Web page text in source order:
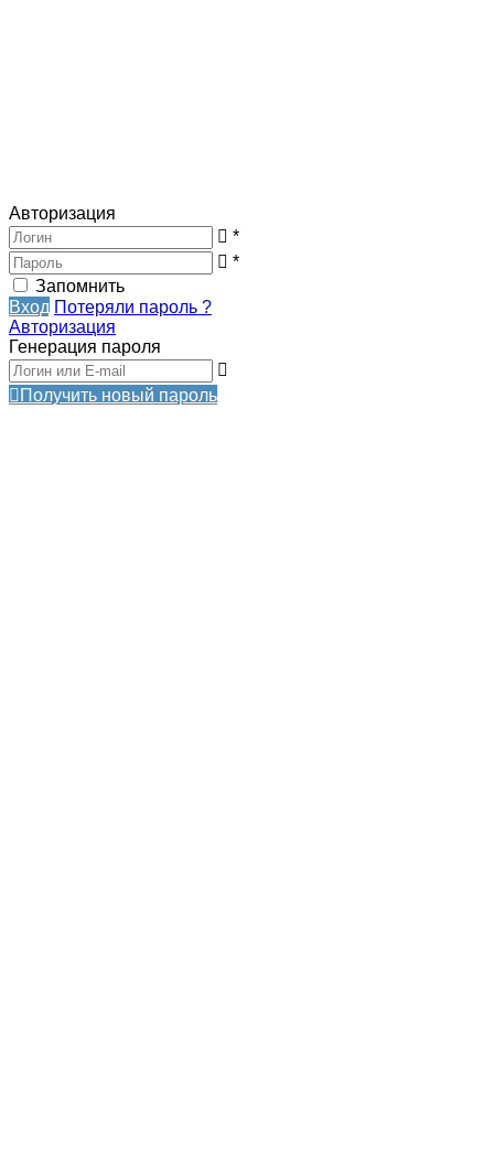
Авторизация
*
*
Запомнить
Вход Потеряли пароль ?
Авторизация
Генерация пароля
Получить новый пароль